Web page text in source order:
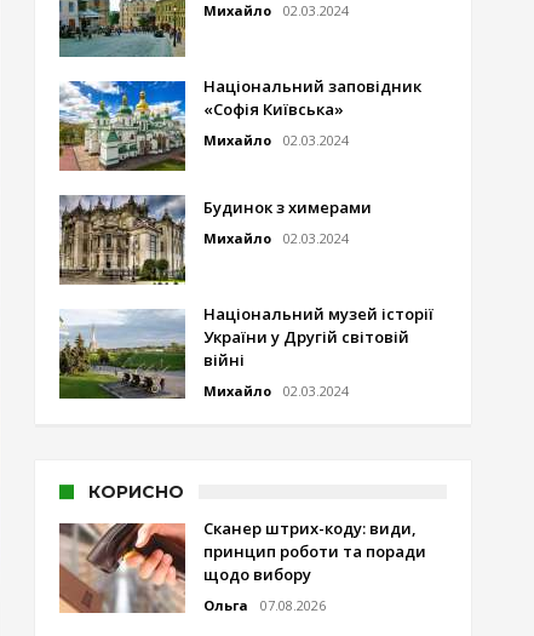
Михайло 02.03.2024
Національний заповідник
«Софія Київська»
Михайло 02.03.2024
Будинок з химерами
Михайло 02.03.2024
Національний музей історії
України у Другій світовій
війні
Михайло 02.03.2024
КОРИСНО
Сканер штрих-коду: види,
принцип роботи та поради
щодо вибору
Ольга 07.08.2026